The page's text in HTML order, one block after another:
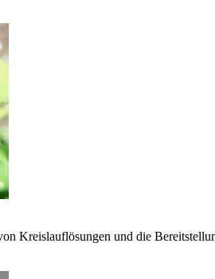
Kreislauflösungen und die